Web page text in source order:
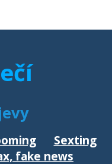
Sexting
fake news